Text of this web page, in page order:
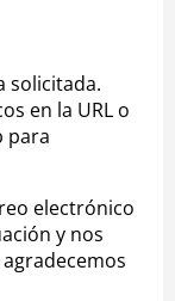
solicitada.
en la URL o
para
electrónico
y nos